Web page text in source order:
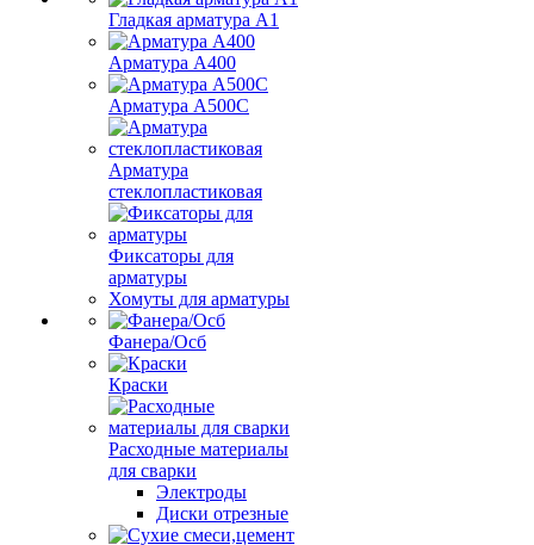
Гладкая арматура А1
Арматура А400
Арматура A500C
Арматура
стеклопластиковая
Фиксаторы для
арматуры
Хомуты для арматуры
Фанера/Осб
Краски
Расходные материалы
для сварки
Электроды
Диски отрезные